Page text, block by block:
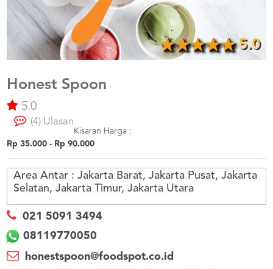
US
CATERERS
TERMS
CONDITIONS
CALL
CENTER
021
3494
5.0
Honest Spoon
5.0
(4) Ulasan
Kisaran Harga :
Rp 35.000 - Rp 90.000
Area Antar : Jakarta Barat, Jakarta Pusat, Jakarta
Selatan, Jakarta Timur, Jakarta Utara
021 5091 3494
08119770050
honestspoon@foodspot.co.id